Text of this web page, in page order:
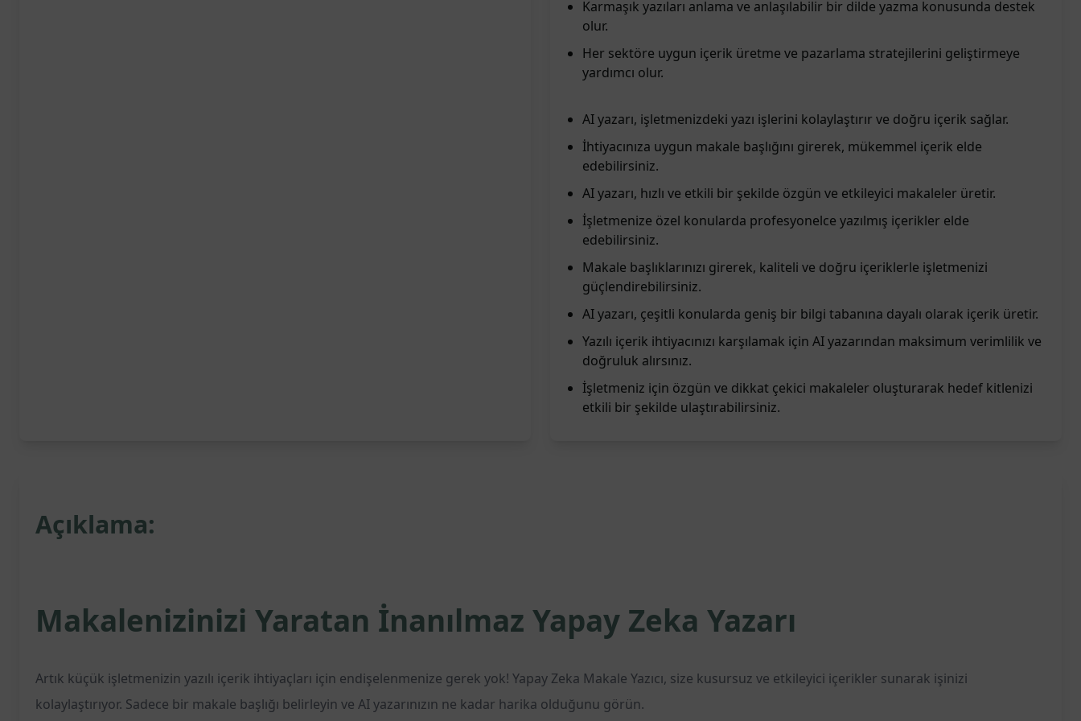
Karmaşık yazıları anlama ve anlaşılabilir bir dilde yazma konusunda destek
olur.
Her sektöre uygun içerik üretme ve pazarlama stratejilerini geliştirmeye
yardımcı olur.
AI yazarı, işletmenizdeki yazı işlerini kolaylaştırır ve doğru içerik sağlar.
İhtiyacınıza uygun makale başlığını girerek, mükemmel içerik elde
edebilirsiniz.
AI yazarı, hızlı ve etkili bir şekilde özgün ve etkileyici makaleler üretir.
İşletmenize özel konularda profesyonelce yazılmış içerikler elde
edebilirsiniz.
Makale başlıklarınızı girerek, kaliteli ve doğru içeriklerle işletmenizi
güçlendirebilirsiniz.
AI yazarı, çeşitli konularda geniş bir bilgi tabanına dayalı olarak içerik üretir.
Yazılı içerik ihtiyacınızı karşılamak için AI yazarından maksimum verimlilik ve
doğruluk alırsınız.
İşletmeniz için özgün ve dikkat çekici makaleler oluşturarak hedef kitlenizi
etkili bir şekilde ulaştırabilirsiniz.
Açıklama:
Makalenizinizi Yaratan İnanılmaz Yapay Zeka Yazarı
Artık küçük işletmenizin yazılı içerik ihtiyaçları için endişelenmenize gerek yok! Yapay Zeka Makale Yazıcı, size kusursuz ve etkileyici içerikler sunarak işinizi
kolaylaştırıyor. Sadece bir makale başlığı belirleyin ve AI yazarınızın ne kadar harika olduğunu görün.